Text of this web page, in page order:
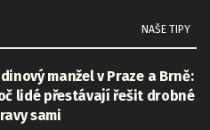
NAŠE TIPY
manžel v Praze a Brně:
lidé přestávají řešit drobné
sami